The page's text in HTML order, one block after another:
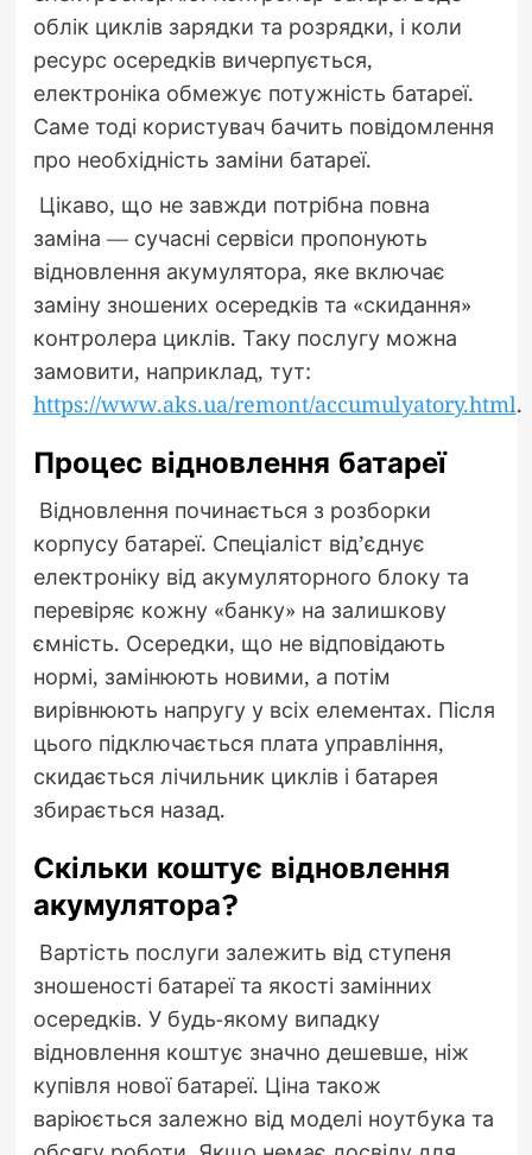
облік циклів зарядки та розрядки, і коли
ресурс осередків вичерпується,
електроніка обмежує потужність батареї.
Саме тоді користувач бачить повідомлення
про необхідність заміни батареї.
Цікаво, що не завжди потрібна повна
заміна — сучасні сервіси пропонують
відновлення акумулятора, яке включає
заміну зношених осередків та «скидання»
контролера циклів. Таку послугу можна
замовити, наприклад, тут:
https://www.aks.ua/remont/accumulyatory.html.
Процес відновлення батареї
Відновлення починається з розборки
корпусу батареї. Спеціаліст від’єднує
електроніку від акумуляторного блоку та
перевіряє кожну «банку» на залишкову
ємність. Осередки, що не відповідають
нормі, замінюють новими, а потім
вирівнюють напругу у всіх елементах. Після
цього підключається плата управління,
скидається лічильник циклів і батарея
збирається назад.
Скільки коштує відновлення
акумулятора?
Вартість послуги залежить від ступеня
зношеності батареї та якості замінних
осередків. У будь-якому випадку
відновлення коштує значно дешевше, ніж
купівля нової батареї. Ціна також
варіюється залежно від моделі ноутбука та